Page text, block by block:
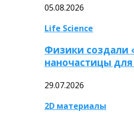
05.08.2026
Life Science
Физики создали
наночастицы
29.07.2026
2D материалы